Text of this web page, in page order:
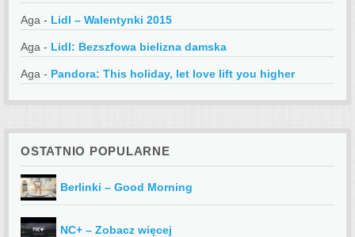
Aga - Lidl – Walentynki 2015
Aga - Lidl: Bezszfowa bielizna damska
Aga - Pandora: This holiday, let love lift you higher
OSTATNIO POPULARNE
Berlinki – Good Morning
NC+ – Zobacz więcej